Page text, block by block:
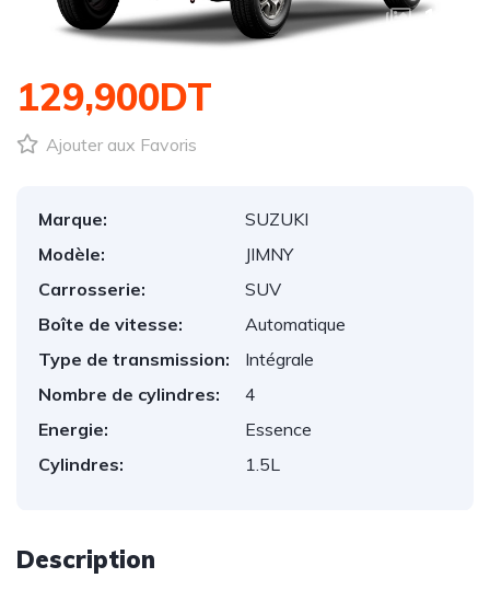
1
129,900DT
Ajouter aux Favoris
Marque:
SUZUKI
Modèle:
JIMNY
Carrosserie:
SUV
Boîte de vitesse:
Automatique
Type de transmission:
Intégrale
Nombre de cylindres:
4
Energie:
Essence
Cylindres:
1.5L
Description